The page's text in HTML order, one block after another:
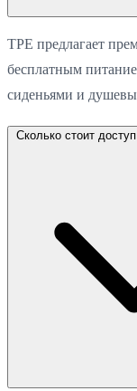
TPE предлагает
бесплатным
сиденьями и
Сколько стоит